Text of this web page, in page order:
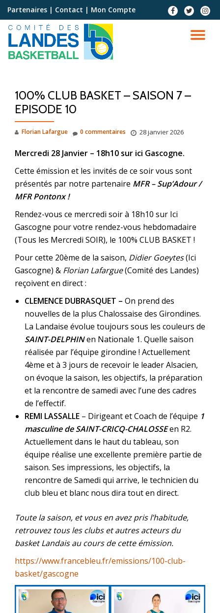
Aller
contenu
Partenaires | Contact | Mon Compte
100% CLUB BASKET – SAISON 7 –
EPISODE 10
Florian Lafargue 28 janvier 2026
0 commentaires
Mercredi 28 Janvier – 18h10 sur ici Gascogne.
Cette émission et les invités de ce soir vous sont
présentés par notre partenaire MFR – Sup’Adour /
MFR Pontonx !
Rendez-vous ce mercredi soir à 18h10 sur Ici
Gascogne pour votre rendez-vous hebdomadaire
(Tous les Mercredi SOIR), le 100% CLUB BASKET !
Pour cette 20ème de la saison, Didier Goeytes(Ici
Gascogne) & Florian Lafargue(Comité des Landes)
reçoivent en direct :
CLEMENCE DUBRASQUET – On prend des
nouvelles de la plus Chalossaise des Girondines.
La Landaise évolue toujours sous les couleurs de
SAINT-DELPHINen Nationale 1. Quelle saison
réalisée par l’équipe girondine ! Actuellement
4ème et à 3 jours de recevoir le leader Alsacien,
on évoque la saison, les objectifs, la préparation
et la rencontre de samedi avec l’une des cadres
de l’effectif.
REMI LASSALLE – Dirigeant et Coach de l’équipe 1
masculine de SAINT-CRICQ-CHALOSSEen R2.
Actuellement dans le haut du tableau, son
équipe réalise une excellente première partie de
saison. Ses impressions, les objectifs, la
rencontre de Samedi qui arrive, le technicien du
club bleu et blanc nous dira tout en direct.
Toute la saison, et vous en avez pris l’habitude,
retrouvez tous les clubs et autres acteurs du
basket Landais au cours de cette émission.
https://www.francebleu.fr/emissions/100-club-
basket/gascogne